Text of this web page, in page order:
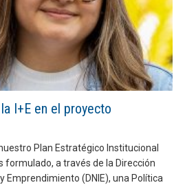
I+E en el proyecto
Plan Estratégico Institucional
formulado, a través de la Dirección
Emprendimiento (DNIE), una Política